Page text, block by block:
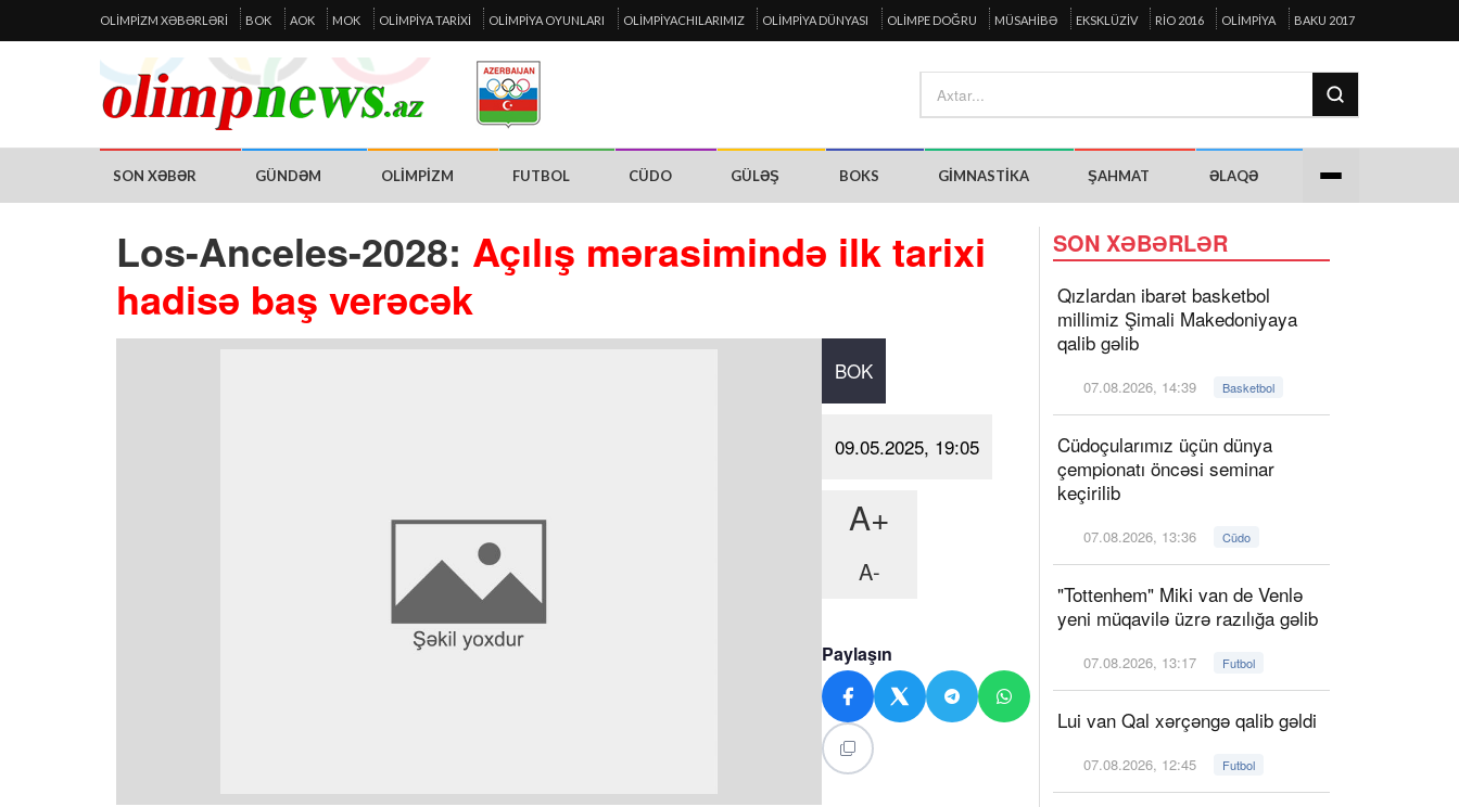
OLIMPIZM XƏBƏRLƏRI BOK AOK MOK OLIMPIYA TARIXI OLIMPIYA OYUNLARI OLIMPIYACHILARIMIZ OLIMPIYA DÜNYASI OLIMPE DOĞRU MÜSAHIBƏ EKSKLÜZIV RIO 2016 OLIMPIYA BAKU 2017
SON XƏBƏR GÜNDƏM OLIMPIZM FUTBOL CÜDO GÜLƏŞ BOKS GIMNASTIKA ŞAHMAT ƏLAQƏ
Los-Anceles-2028: Açılış mərasimində ilk tarixi
hadisə baş verəcək
BOK
09.05.2025, 19:05
A+
A-
Paylaşın
SON XƏBƏRLƏR
Qızlardan ibarət basketbol
millimiz Şimali Makedoniyaya
qalib gəlib
07.08.2026, 14:39 Basketbol
Cüdoçularımız üçün dünya
çempionatı öncəsi seminar
keçirilib
07.08.2026, 13:36 Cüdo
"Tottenhem" Miki van de Venlə
yeni müqavilə üzrə razılığa gəlib
07.08.2026, 13:17 Futbol
Lui van Qal xərçəngə qalib gəldi
07.08.2026, 12:45 Futbol